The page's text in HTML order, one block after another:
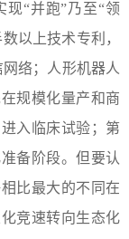
“并跑”乃至“领
以上技术专利，
络；人形机器人
规模化量产和商
入临床试验；第
备阶段。但要认
比最大的不同在
竞速转向生态化